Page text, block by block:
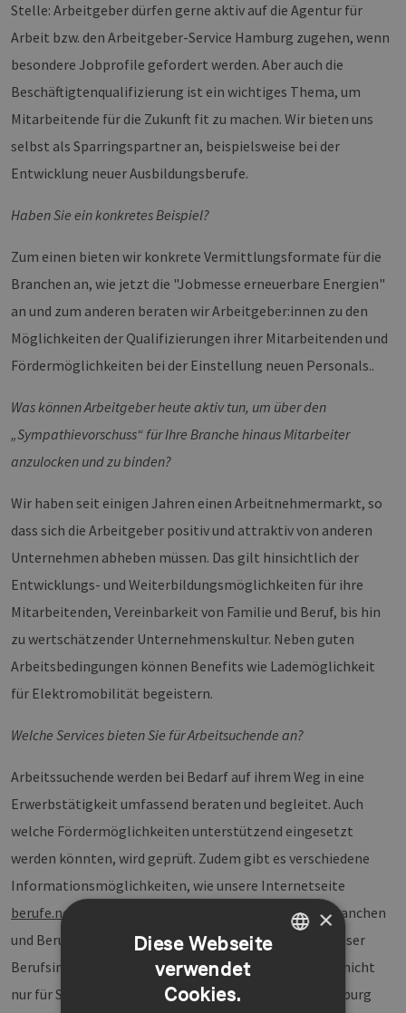
Stelle: Arbeitgeber dürfen gerne aktiv auf die Agentur für
Arbeit bzw. den Arbeitgeber-Service Hamburg zugehen, wenn
besondere Jobprofile gefordert werden. Aber auch die
Beschäftigtenqualifizierung ist ein wichtiges Thema, um
Mitarbeitende für die Zukunft fit zu machen. Wir bieten uns
selbst als Sparringspartner an, beispielsweise bei der
Entwicklung neuer Ausbildungsberufe.
Haben Sie ein konkretes Beispiel?
Zum einen bieten wir konkrete Vermittlungsformate für die
Branchen an, wie jetzt die "Jobmesse erneuerbare Energien"
an und zum anderen beraten wir Arbeitgeber:innen zu den
Möglichkeiten der Qualifizierungen ihrer Mitarbeitenden und
Fördermöglichkeiten bei der Einstellung neuen Personals..
Was können Arbeitgeber heute aktiv tun, um über den
„Sympathievorschuss“ für Ihre Branche hinaus Mitarbeiter
anzulocken und zu binden?
Wir haben seit einigen Jahren einen Arbeitnehmermarkt, so
dass sich die Arbeitgeber positiv und attraktiv von anderen
Unternehmen abheben müssen. Das gilt hinsichtlich der
Entwicklungs- und Weiterbildungsmöglichkeiten für ihre
Mitarbeitenden, Vereinbarkeit von Familie und Beruf, bis hin
zu wertschätzender Unternehmenskultur. Neben guten
Arbeitsbedingungen können Benefits wie Lademöglichkeit
für Elektromobilität begeistern.
Welche Services bieten Sie für Arbeitsuchende an?
Arbeitssuchende werden bei Bedarf auf ihrem Weg in eine
Erwerbstätigkeit umfassend beraten und begleitet. Auch
welche Fördermöglichkeiten unterstützend eingesetzt
werden könnten, wird geprüft. Zudem gibt es verschiedene
Informationsmöglichkeiten, wie unsere Internetseite
berufe.net
. Dort können sich Interessierte über die Branchen
und Berufsbilder sachkundig machen. Zusätzlich ist unser
Berufsinformationszentrum für alle Menschen offen, nicht
nur für Schulklassen. Wir als Arbeitgeber-Service Hamburg
×
Diese Webseite
verwendet
Cookies.